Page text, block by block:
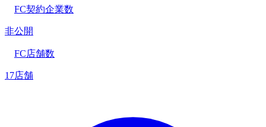
FC契約企業数
非公開
FC店舗数
17店舗